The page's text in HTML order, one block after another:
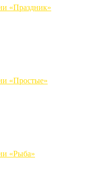
«Праздник»
«Простые»
«Рыба»